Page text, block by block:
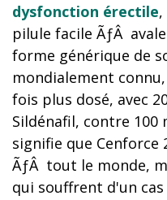
dysfonction érectile
pilule facile ÃƒÂ
forme générique de
mondialement
fois plus dosé, avec
Sildénafil, contre 100
signifie que Cenforce
ÃƒÂ tout le monde,
qui souffrent d'un cas